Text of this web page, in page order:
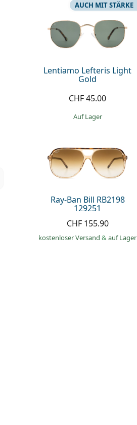
Lentiamo Lefteris Light
Gold
AUCH MIT STÄRKE
CHF 45.00
auf Lager
Ray-Ban Bill RB2198
129251
CHF 155.90
kostenloser Versand& auf Lager